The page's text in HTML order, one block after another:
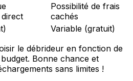
Possibilité de frais
cachés
Variable (gratuit)
le débrideur en fonction de
Bonne chance et
sans limites !